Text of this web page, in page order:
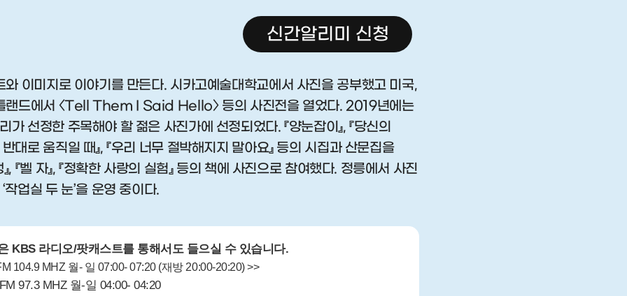
신간알리미 신청
와 이미지로 이야기를 만든다. 시카고예술대학교에서 사진을 공부했고 미국,
랜드에서 〈Tell Them I Said Hello〉 등의 사진전을 열었다. 2019년에는
가 선정한 주목해야 할 젊은 사진가에 선정되었다. 『양눈잡이』, 『당신의
대로 움직일 때』, 『우리 너무 절박해지지 말아요』 등의 시집과 산문집을
, 『벨 자』, 『정확한 사랑의 실험』 등의 책에 사진으로 참여했다. 정릉에서 사진
작업실 두 눈’을 운영 중이다.
KBS 라디오/팟캐스트를 통해서도 들으실 수 있습니다.
104.9 MHZ 월- 일 07:00- 07:20 (재방 20:00-20:20) >>
97.3 MHZ 월-일 04:00- 04:20